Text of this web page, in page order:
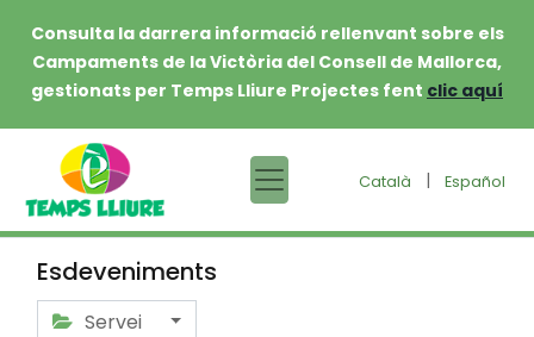
Consulta la darrera informació rellenvant sobre els
Campaments de la Victòria del Consell de Mallorca,
gestionats per Temps Lliure Projectes fent clic aquí
Català | Español
Esdeveniments
Servei